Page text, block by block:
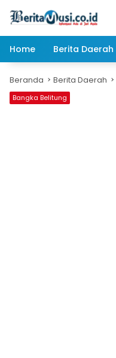
Home
Berita Daerah
Beranda Berita Daerah
Bangka Belitung